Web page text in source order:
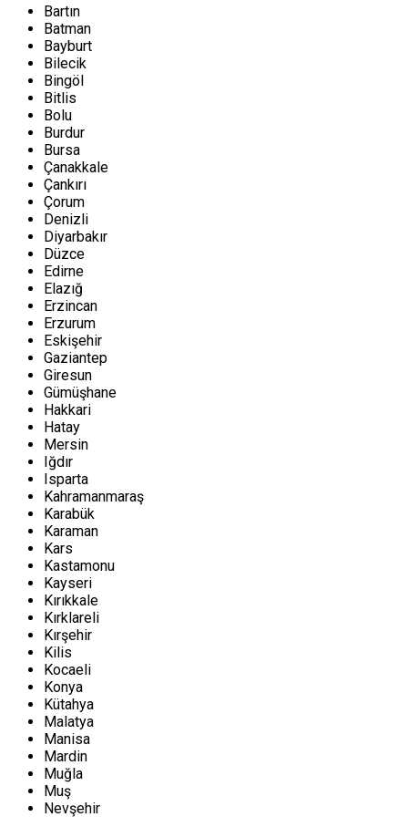
Bartın
Batman
Bayburt
Bilecik
Bingöl
Bitlis
Bolu
Burdur
Bursa
Çanakkale
Çankırı
Çorum
Denizli
Diyarbakır
Düzce
Edirne
Elazığ
Erzincan
Erzurum
Eskişehir
Gaziantep
Giresun
Gümüşhane
Hakkari
Hatay
Mersin
Iğdır
Isparta
Kahramanmaraş
Karabük
Karaman
Kars
Kastamonu
Kayseri
Kırıkkale
Kırklareli
Kırşehir
Kilis
Kocaeli
Konya
Kütahya
Malatya
Manisa
Mardin
Muğla
Muş
Nevşehir